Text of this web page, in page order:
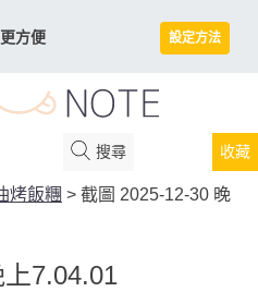
方便 設定方法
搜尋 收藏
烤飯糰 > 截圖 2025-12-30 晚
7.04.01